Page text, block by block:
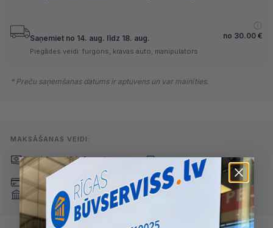
Saņemiet no 14. aug. līdz 18. aug. no 30.00 €
Piegādes veidi: furgons, kravas auto, manipulators
* Preču saņemšanas datums ir aptuvens un var mainīties.
MAKSĀŠANAS VEIDI:
Skaidrā naudā(arī preci
saņemot)
Maksājumu kartes
Internetbankas
Pārskaitījums
Nomaksa